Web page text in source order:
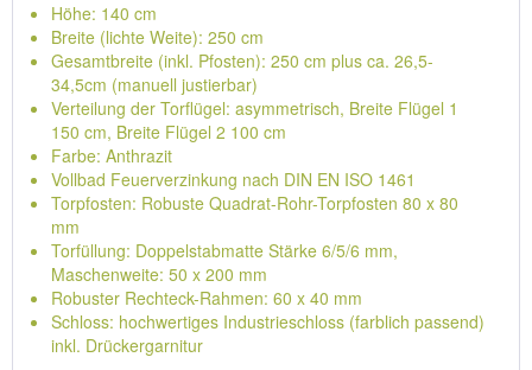
Höhe: 140 cm
Breite (lichte Weite): 250 cm
Gesamtbreite (inkl. Pfosten): 250 cm plus ca. 26,5-
34,5cm (manuell justierbar)
Verteilung der Torflügel: asymmetrisch, Breite Flügel 1
150 cm, Breite Flügel 2 100 cm
Farbe: Anthrazit
Vollbad Feuerverzinkung nach DIN EN ISO 1461
Torpfosten: Robuste Quadrat-Rohr-Torpfosten 80 x 80
mm
Torfüllung: Doppelstabmatte Stärke 6/5/6 mm,
Maschenweite: 50 x 200 mm
Robuster Rechteck-Rahmen: 60 x 40 mm
Schloss: hochwertiges Industrieschloss (farblich passend)
inkl. Drückergarnitur